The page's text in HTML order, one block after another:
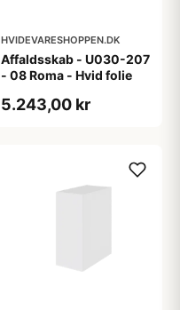
HVIDEVARESHOPPEN.DK
Affaldsskab - U030-207
- 08 Roma - Hvid folie
5.243,00 kr